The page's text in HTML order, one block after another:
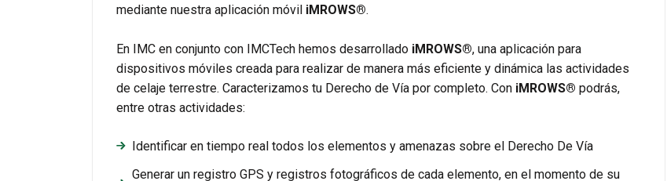
mediante nuestra aplicación móvil iMROWS®.
En IMC en conjunto con IMCTech hemos desarrollado iMROWS®, una aplicación para
dispositivos móviles creada para realizar de manera más eficiente y dinámica las actividades
de celaje terrestre. Caracterizamos tu Derecho de Vía por completo. Con iMROWS® podrás,
entre otras actividades:
Identificar en tiempo real todos los elementos y amenazas sobre el Derecho De Vía
Generar un registro GPS y registros fotográficos de cada elemento, en el momento de su